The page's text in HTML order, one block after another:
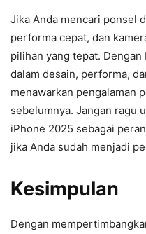
Jika Anda mencari ponsel
performa cepat, dan
pilihan yang tepat.
dalam desain, performa,
menawarkan pengalaman
sebelumnya. Jangan ragu
iPhone 2025 sebagai
jika Anda sudah menjadi
Kesimpulan
Dengan